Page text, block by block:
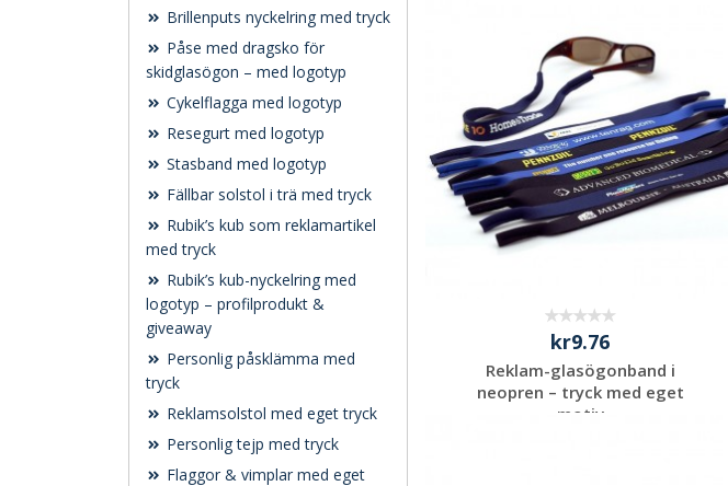
Brillenputs nyckelring med tryck
Påse med dragsko för
skidglasögon – med logotyp
Cykelflagga med logotyp
Resegurt med logotyp
Stasband med logotyp
Fällbar solstol i trä med tryck
Rubik’s kub som reklamartikel
med tryck
Rubik’s kub-nyckelring med
logotyp – profilprodukt &
giveaway
Personlig påsklämma med
tryck
Reklamsolstol med eget tryck
Personlig tejp med tryck
Flaggor & vimplar med eget
kostnadsfri offert
kr9.76
Reklam-glasögonband i
neopren – tryck med eget
motiv